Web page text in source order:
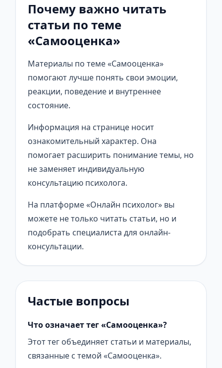
Почему важно читать
статьи по теме
«Самооценка»
Материалы по теме «Самооценка»
помогают лучше понять свои эмоции,
реакции, поведение и внутреннее
состояние.
Информация на странице носит
ознакомительный характер. Она
помогает расширить понимание темы, но
не заменяет индивидуальную
консультацию психолога.
На платформе «Онлайн психолог» вы
можете не только читать статьи, но и
подобрать специалиста для онлайн-
консультации.
Частые вопросы
Что означает тег «Самооценка»?
Этот тег объединяет статьи и материалы,
связанные с темой «Самооценка».